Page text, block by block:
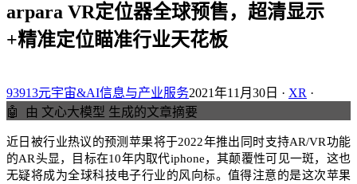
arpara VR定位器全球预售，超清显示
+精准定位瞄准行业天花板
93913元宇宙&AI信息与产业服务2021年11月30日 · XR ·
🤖
由 文心大模型 生成的文章摘要
近日被行业热议的预测苹果将于2022年推出同时支持AR/VR功能
的AR头显，目标在10年内取代iphone，其颠覆性可见一斑，这也
无疑将成为全球科技电子行业的风向标。值得注意的是这次苹果